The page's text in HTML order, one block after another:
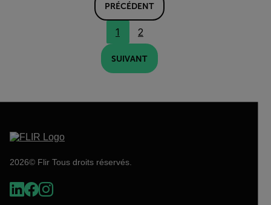
PRÉCÉDENT
1 2
SUIVANT
2026© Flir Tous droits réservés.